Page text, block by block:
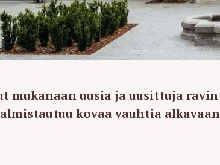
mukanaan uusia ja uusittuja
kovaa vauhtia